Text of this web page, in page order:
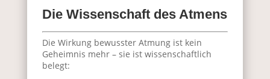
Die Wissenschaft des Atmens
Die Wirkung bewusster Atmung ist kein
Geheimnis mehr – sie ist wissenschaftlich
belegt: